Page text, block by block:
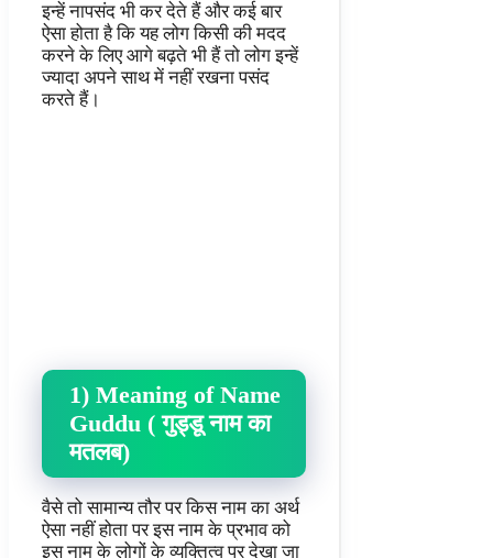
इन्हें नापसंद भी कर देते हैं और कई बार
ऐसा होता है कि यह लोग किसी की मदद
करने के लिए आगे बढ़ते भी हैं तो लोग इन्हें
ज्यादा अपने साथ में नहीं रखना पसंद
करते हैं।
1) Meaning of Name
Guddu ( गुड्डू नाम का
मतलब)
वैसे तो सामान्य तौर पर किस नाम का अर्थ
ऐसा नहीं होता पर इस नाम के प्रभाव को
इस नाम के लोगों के व्यक्तित्व पर देखा जा